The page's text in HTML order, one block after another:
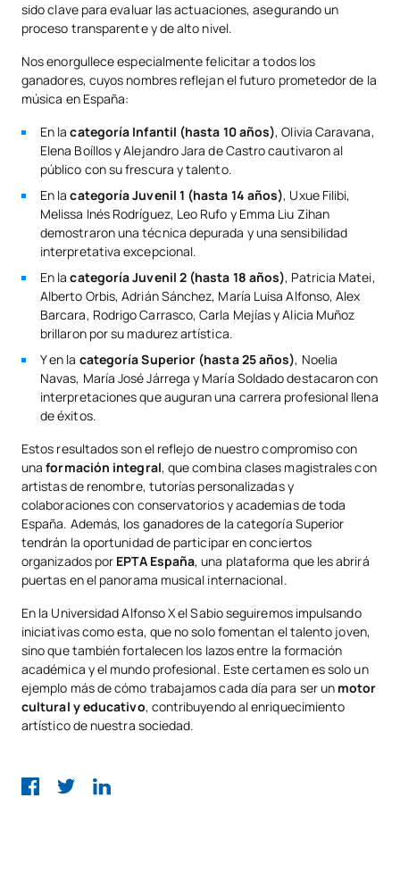
sido clave para evaluar las actuaciones, asegurando un
proceso transparente y de alto nivel.
Nos enorgullece especialmente felicitar a todos los
ganadores, cuyos nombres reflejan el futuro prometedor de la
música en España:
En lacategoría Infantil (hasta 10 años), Olivia Caravana,
Elena Boíllos y Alejandro Jara de Castro cautivaron al
público con su frescura y talento.
En lacategoría Juvenil 1 (hasta 14 años), Uxue Filibi,
Melissa Inés Rodríguez, Leo Rufo y Emma Liu Zihan
demostraron una técnica depurada y una sensibilidad
interpretativa excepcional.
En lacategoría Juvenil 2 (hasta 18 años), Patricia Matei,
Alberto Orbis, Adrián Sánchez, María Luisa Alfonso, Alex
Barcara, Rodrigo Carrasco, Carla Mejías y Alicia Muñoz
brillaron por su madurez artística.
Y en la categoría Superior (hasta 25 años), Noelia
Navas, María José Járrega y María Soldado destacaron con
interpretaciones que auguran una carrera profesional llena
de éxitos.
Estos resultados son el reflejo de nuestro compromiso con
unaformación integral, que combina clases magistrales con
artistas de renombre, tutorías personalizadas y
colaboraciones con conservatorios y academias de toda
España. Además, los ganadores de la categoría Superior
tendrán la oportunidad de participar en conciertos
organizados por EPTA España, una plataforma que les abrirá
puertas en el panorama musical internacional.
En la Universidad Alfonso X el Sabio seguiremos impulsando
iniciativas como esta, que no solo fomentan el talento joven,
sino que también fortalecen los lazos entre la formación
académica y el mundo profesional. Este certamen es solo un
ejemplo más de cómo trabajamos cada día para ser un motor
cultural y educativo, contribuyendo al enriquecimiento
artístico de nuestra sociedad.